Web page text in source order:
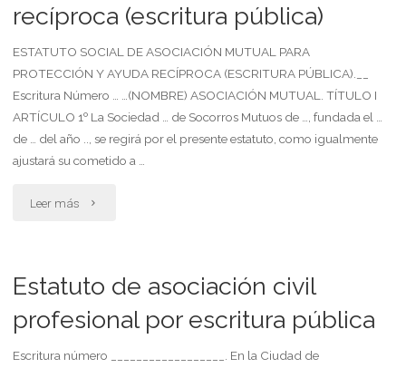
vóley
ante
autoridad
municipal,
civil"
recíproca (escritura pública)
ESTATUTO SOCIAL DE ASOCIACIÓN MUTUAL PARA
PROTECCIÓN Y AYUDA RECÍPROCA (ESCRITURA PÚBLICA).__
Escritura Número … …(NOMBRE) ASOCIACIÓN MUTUAL. TÍTULO I
ARTÍCULO 1º La Sociedad … de Socorros Mutuos de …, fundada el …
de … del año .., se regirá por el presente estatuto, como igualmente
ajustará su cometido a …
Leer más "Estatuto
asociación
Estatuto de asociación civil
profesional por escritura pública
Escritura número __________________. En la Ciudad de